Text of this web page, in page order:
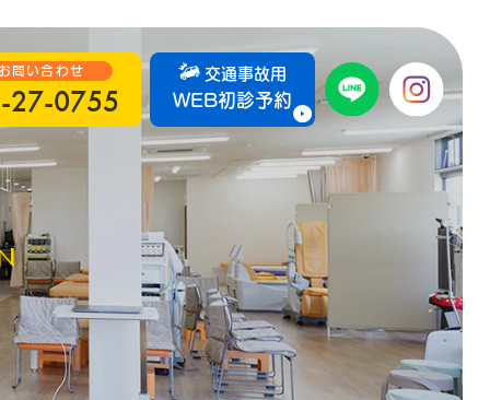
問い合わせ
27-0755
交通事故用
WEB初診予約